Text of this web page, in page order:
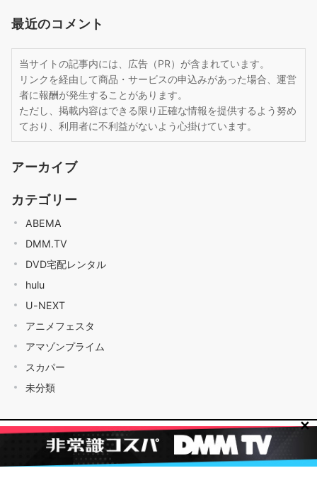
最近のコメント
当サイトの記事内には、広告（PR）が含まれています。
リンクを経由して商品・サービスの申込みがあった場合、運営
者に報酬が発生することがあります。
ただし、掲載内容はできる限り正確な情報を提供するよう努め
ており、利用者に不利益がないよう心掛けています。
アーカイブ
カテゴリー
ABEMA
DMM.TV
DVD宅配レンタル
hulu
U-NEXT
アニメフェスタ
アマゾンプライム
スカパー
未分類
✕
© vodのへや